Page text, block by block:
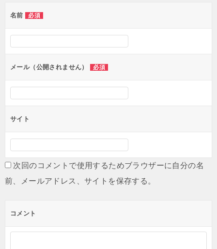
名前 必須
メール（公開されません） 必須
サイト
次回のコメントで使用するためブラウザーに自分の名
前、メールアドレス、サイトを保存する。
コメント